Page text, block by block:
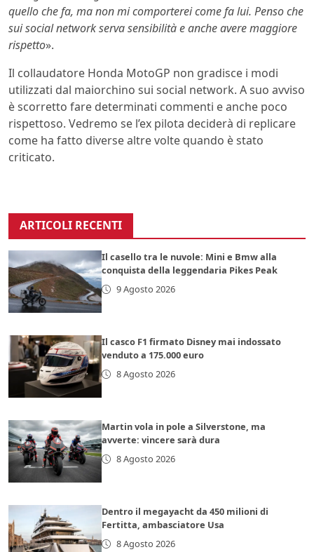
quello che fa, ma non mi comporterei come fa lui. Penso che
sui social network serva sensibilità e anche avere maggiore
rispetto».
Il collaudatore Honda MotoGP non gradisce i modi
utilizzati dal maiorchino sui social network. A suo avviso
è scorretto fare determinati commenti e anche poco
rispettoso. Vedremo se l’ex pilota deciderà di replicare
come ha fatto diverse altre volte quando è stato
criticato.
ARTICOLI RECENTI
Il casello tra le nuvole: Mini e Bmw alla
conquista della leggendaria Pikes Peak
9 Agosto 2026
Il casco F1 firmato Disney mai indossato
venduto a 175.000 euro
8 Agosto 2026
Martin vola in pole a Silverstone, ma
avverte: vincere sarà dura
8 Agosto 2026
Dentro il megayacht da 450 milioni di
Fertitta, ambasciatore Usa
8 Agosto 2026